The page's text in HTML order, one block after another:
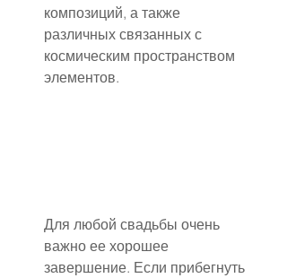
композиций, а также
различных связанных с
космическим пространством
элементов.
Для любой свадьбы очень
важно ее хорошее
завершение. Если прибегнуть